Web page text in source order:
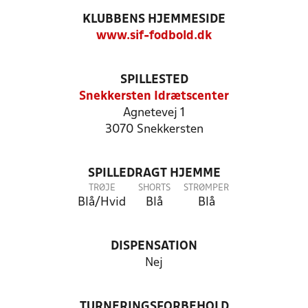
KLUBBENS HJEMMESIDE
www.sif-fodbold.dk
SPILLESTED
Snekkersten Idrætscenter
Agnetevej 1
3070 Snekkersten
SPILLEDRAGT HJEMME
TRØJE
Blå/Hvid
SHORTS
Blå
STRØMPER
Blå
DISPENSATION
Nej